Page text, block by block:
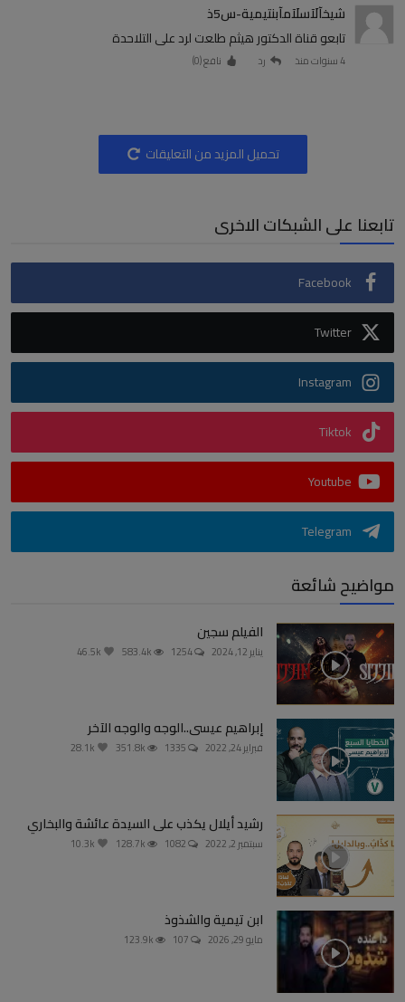
شيخآلَآسلَآمآبنتيمية-س5ذ
تابعو قناة الدكتور هيثم طلعت لرد على التلاحدة
4 سنوات منذ رد نافع (0
)
تحميل المزيد من التعليقات
تابعنا على الشبكات الاخرى
Facebook
Twitter
Instagram
Tiktok
Youtube
Telegram
مواضيح شائعة
الفيلم سجين
يناير 12, 2024
إبراهيم عيسى..الوجه والوجه الآخر
فبراير 24, 2022
رشيد أيلال يكذب على السيدة عائشة والبخاري
سبتمبر 2, 2022
ابن تيمية والشذوذ
مايو 29, 2026